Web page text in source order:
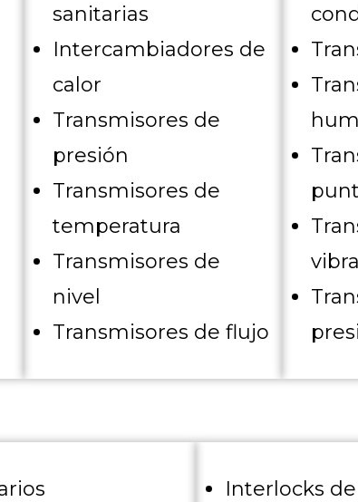
sanitarias
Intercambiadores de
calor
Transmisores de
presión
Transmisores de
temperatura
Transmisores de
nivel
Transmisores de flujo
Interlocks